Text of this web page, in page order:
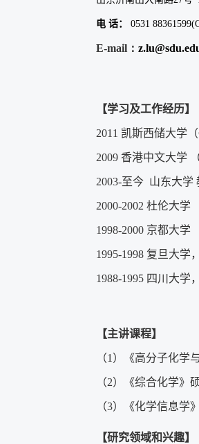
电 话： 0531
E-mail ：
【学习及工作经历】
2011 凯斯西储大学（
2009 香港中文大学
2003-至今 山东大学
2000-2002 杜伦大学
1998-2000 京都大学
1995-1998 复旦大学
1988-1995 四川大学
【主讲课程】
（1）《高分子化学
（2）《综合化学》
（3）《化学信息学
【研究领域和兴趣】